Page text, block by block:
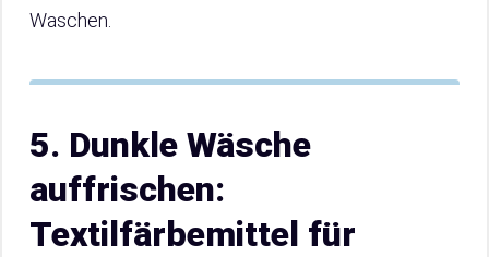
Waschen.
5. Dunkle Wäsche
auffrischen:
Textilfärbemittel für